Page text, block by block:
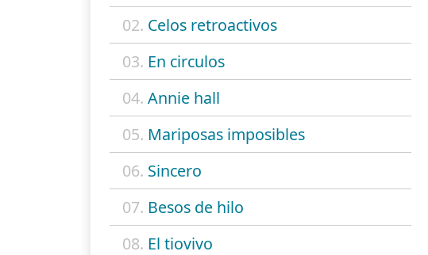
02. Celos retroactivos
03. En circulos
04. Annie hall
05. Mariposas imposibles
06. Sincero
07. Besos de hilo
08. El tiovivo